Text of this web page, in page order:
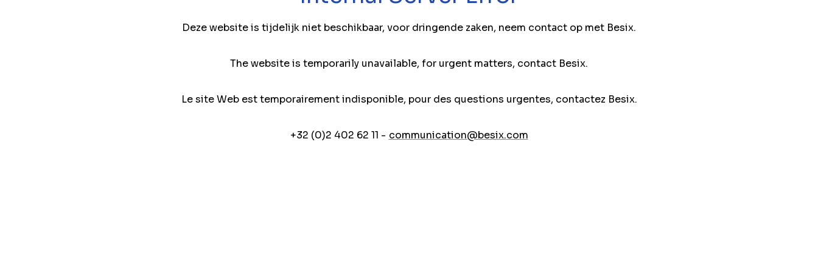
Deze website is tijdelijk niet beschikbaar, voor dringende zaken, neem contact op met Besix.
The website is temporarily unavailable, for urgent matters, contact Besix.
Le site Web est temporairement indisponible, pour des questions urgentes, contactez Besix.
+32 (0)2 402 62 11 - communication@besix.com